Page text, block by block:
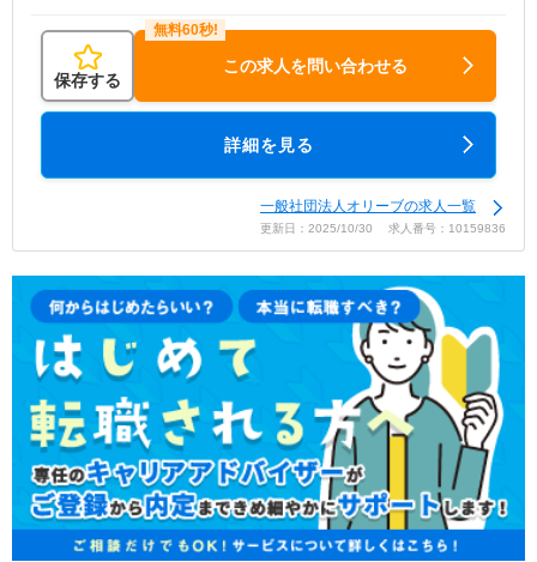
保存する
この求人を問い合わせる
詳細を見る
一般社団法人オリーブの求人一覧
更新日：2025/10/30 求人番号：10159836